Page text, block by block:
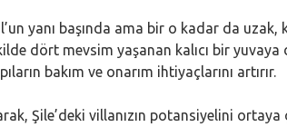
yanı başında ama bir o kadar da
dört mevsim yaşanan kalıcı bir
bakım ve onarım ihtiyaçlarını artırır.
Şile’deki villanızın potansiyelini ortaya